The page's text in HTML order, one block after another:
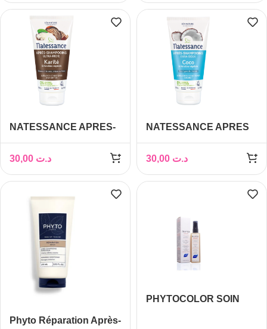
150ML
NATESSANCE APRES-
150ML
د.ت
NATESSANCE APRES
150 ML
د.ت
Phyto Réparation Après-
PHYTOCOLOR SOIN